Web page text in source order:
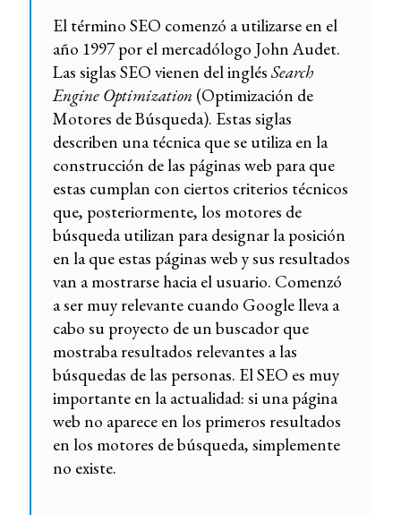
El término SEO comenzó a utilizarse en el
año 1997 por el mercadólogo John Audet.
Las siglas SEO vienen del inglésSearch
Engine Optimization(Optimización de
Motores de Búsqueda). Estas siglas
describen una técnica que se utiliza en la
construcción de las páginas web para que
estas cumplan con ciertos criterios técnicos
que, posteriormente, los motores de
búsqueda utilizan para designar la posición
en la que estas páginas web y sus resultados
van a mostrarse hacia el usuario. Comenzó
a ser muy relevante cuando Google lleva a
cabo su proyecto de un buscador que
mostraba resultados relevantes a las
búsquedas de las personas. El SEO es muy
importante en la actualidad: si una página
web no aparece en los primeros resultados
en los motores de búsqueda, simplemente
no existe.